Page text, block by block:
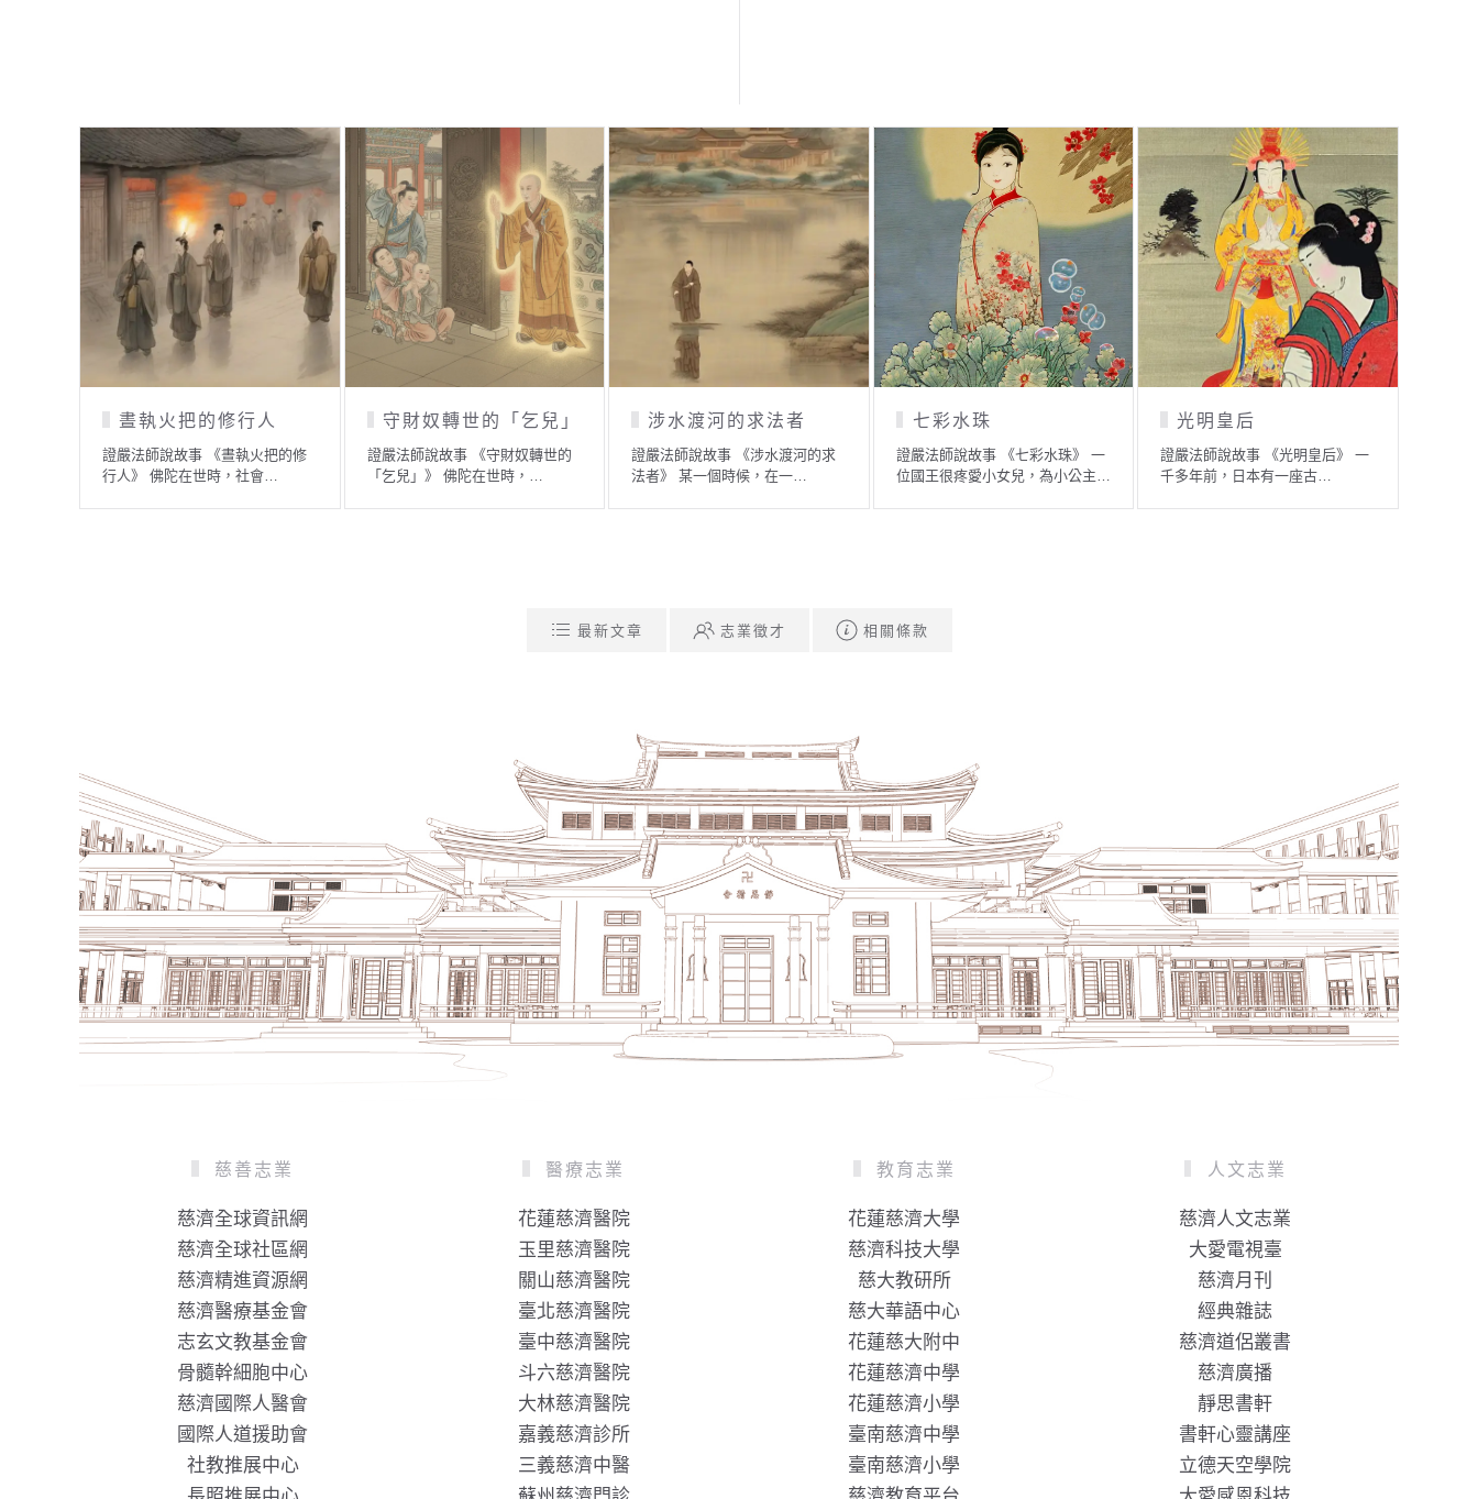
涉水渡河的求法者
證嚴法師說故事 《涉水渡河的求
法者》 某一個時候，在一…
七彩水珠
證嚴法師說故事 《七彩水珠》 一
位國王很疼愛小女兒，為小公主…
光明皇后
證嚴法師說故事 《光明皇后》 一
千多年前，日本有一座古…
除糞者尼提
證嚴法師說故事 《除糞者尼提》
佛陀在舍衛國時，知道城…
墳墓上的竹籃子
證嚴法師說故事 《墳墓上的竹籃
子》 很久很久以前，有位…
最新文章 志業徵才 相關條款
慈善志業
慈濟全球資訊網
慈濟全球社區網
慈濟精進資源網
慈濟醫療基金會
志玄文教基金會
骨髓幹細胞中心
慈濟國際人醫會
國際人道援助會
社教推展中心
醫療志業
花蓮慈濟醫院
玉里慈濟醫院
關山慈濟醫院
臺北慈濟醫院
臺中慈濟醫院
斗六慈濟醫院
大林慈濟醫院
嘉義慈濟診所
三義慈濟中醫
教育志業
花蓮慈濟大學
慈濟科技大學
慈大教研所
慈大華語中心
花蓮慈大附中
花蓮慈濟中學
花蓮慈濟小學
臺南慈濟中學
臺南慈濟小學
人文志業
慈濟人文志業
大愛電視臺
慈濟月刊
經典雜誌
慈濟道侶叢書
慈濟廣播
靜思書軒
書軒心靈講座
立德天空學院